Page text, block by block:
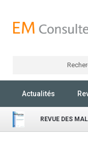
Actualités
REVUE DES